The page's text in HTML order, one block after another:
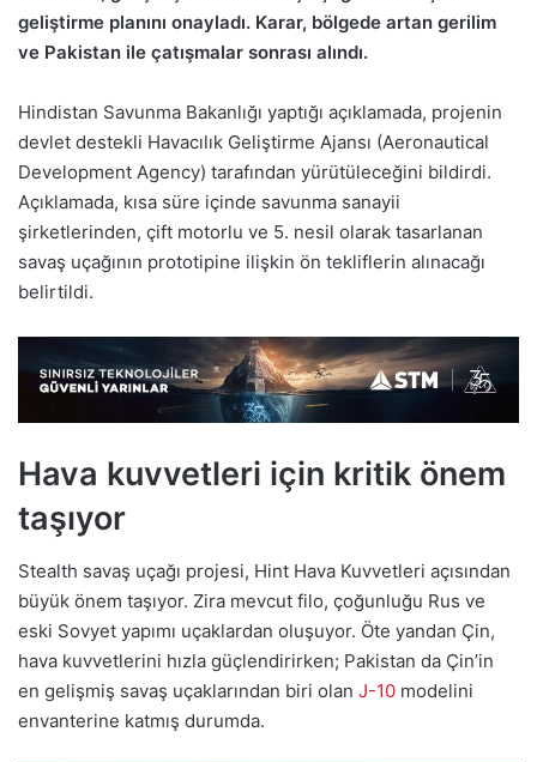
geliştirme planını onayladı. Karar, bölgede artan gerilim
ve Pakistan ile çatışmalar sonrası alındı.
Hindistan Savunma Bakanlığı yaptığı açıklamada, projenin
devlet destekli Havacılık Geliştirme Ajansı (Aeronautical
Development Agency) tarafından yürütüleceğini bildirdi.
Açıklamada, kısa süre içinde savunma sanayii
şirketlerinden, çift motorlu ve 5. nesil olarak tasarlanan
savaş uçağının prototipine ilişkin ön tekliflerin alınacağı
belirtildi.
Hava kuvvetleri için kritik önem
taşıyor
Stealth savaş uçağı projesi, Hint Hava Kuvvetleri açısından
büyük önem taşıyor. Zira mevcut filo, çoğunluğu Rus ve
eski Sovyet yapımı uçaklardan oluşuyor. Öte yandan Çin,
hava kuvvetlerini hızla güçlendirirken; Pakistan da Çin’in
en gelişmiş savaş uçaklarından biri olan J-10 modelini
envanterine katmış durumda.